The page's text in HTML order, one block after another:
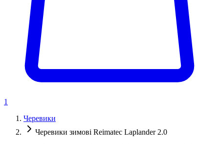
1
Черевики
Черевики зимові Reimatec Laplander 2.0